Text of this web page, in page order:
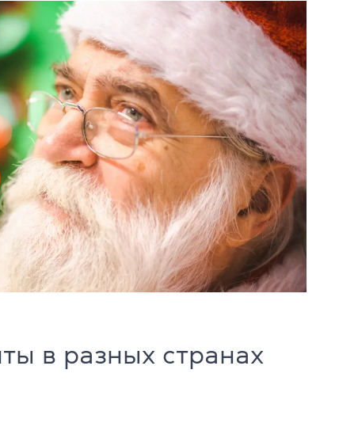
в разных странах